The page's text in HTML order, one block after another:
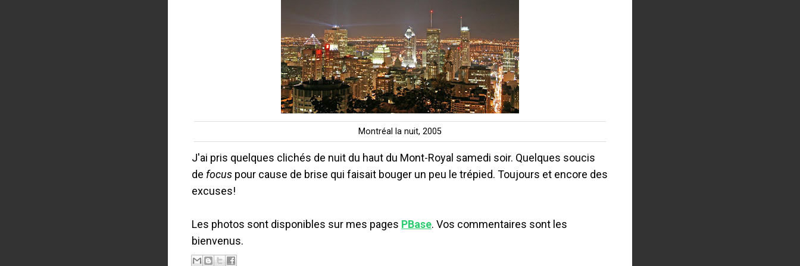
Montréal la nuit, 2005
J'ai pris quelques clichés de nuit du haut du Mont-Royal samedi soir. Quelques soucis
de focus pour cause de brise qui faisait bouger un peu le trépied. Toujours et encore des
excuses!
Les photos sont disponibles sur mes pages PBase. Vos commentaires sont les
bienvenus.